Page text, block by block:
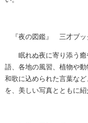
『夜の図鑑』 三才ブッ
眠れぬ夜に寄り添う癒
語、各地の風習、植物や
和歌に込められた言葉な
を、美しい写真とともに